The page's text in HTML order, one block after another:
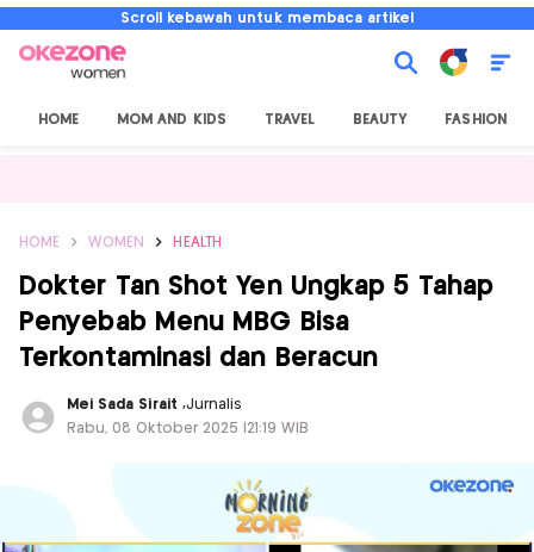
Scroll kebawah untuk membaca artikel
HOME MOM AND KIDS TRAVEL BEAUTY FASHION
HOME WOMEN HEALTH
Dokter Tan Shot Yen Ungkap 5 Tahap
Penyebab Menu MBG Bisa
Terkontaminasi dan Beracun
Mei Sada Sirait ,Jurnalis
Rabu, 08 Oktober 2025 |21:19 WIB